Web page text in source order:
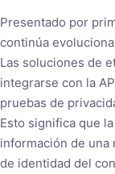
Presentado por
continúa
Las soluciones de
integrarse con la
pruebas de
Esto significa que
información de una
de identidad del